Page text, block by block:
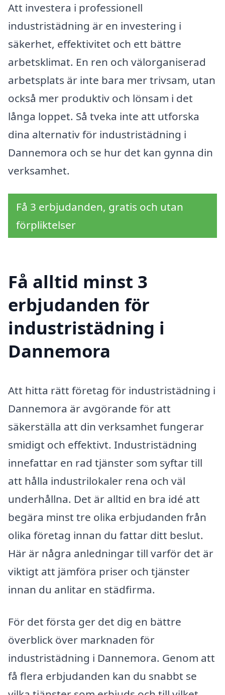
Att investera i professionell
industristädning är en investering i
säkerhet, effektivitet och ett bättre
arbetsklimat. En ren och välorganiserad
arbetsplats är inte bara mer trivsam, utan
också mer produktiv och lönsam i det
långa loppet. Så tveka inte att utforska
dina alternativ för industristädning i
Dannemora och se hur det kan gynna din
verksamhet.
Få 3 erbjudanden, gratis och utan
förpliktelser
Få alltid minst 3
erbjudanden för
industristädning i
Dannemora
Att hitta rätt företag för industristädning i
Dannemora är avgörande för att
säkerställa att din verksamhet fungerar
smidigt och effektivt. Industristädning
innefattar en rad tjänster som syftar till
att hålla industrilokaler rena och väl
underhållna. Det är alltid en bra idé att
begära minst tre olika erbjudanden från
olika företag innan du fattar ditt beslut.
Här är några anledningar till varför det är
viktigt att jämföra priser och tjänster
innan du anlitar en städfirma.
För det första ger det dig en bättre
överblick över marknaden för
industristädning i Dannemora. Genom att
få flera erbjudanden kan du snabbt se